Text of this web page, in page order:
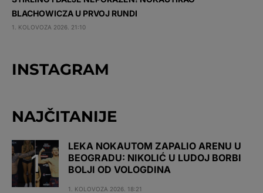
BLACHOWICZA U PRVOJ RUNDI
1. KOLOVOZA 2026. 21:10
INSTAGRAM
NAJČITANIJE
LEKA NOKAUTOM ZAPALIO ARENU U
BEOGRADU: NIKOLIĆ U LUDOJ BORBI
BOLJI OD VOLOGDINA
1. KOLOVOZA 2026. 18:21